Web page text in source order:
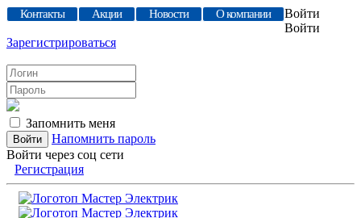
Контакты Акции Новости О компании
Войти
Войти
Зарегистрироваться
Запомнить меня
Напомнить пароль
Войти через соц сети
Регистрация